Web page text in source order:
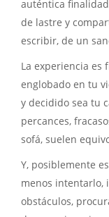
auténtica
de lastre y
escribir, de un
La experiencia es
englobado en tu
y decidido sea tu
percances,
sofá, suelen
Y, posiblemente
menos intentarlo,
obstáculos,